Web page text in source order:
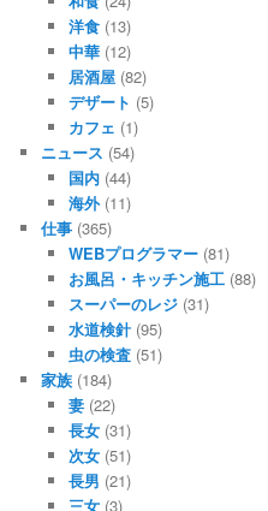
洋食(13)
中華(12)
居酒屋(82)
デザート (5)
カフェ (1)
ニュース (54)
国内(44)
海外(11)
仕事 (365)
WEBプログラマー(81)
お風呂・キッチン施工(88)
スーパーのレジ(31)
水道検針(95)
虫の検査(51)
家族 (184)
妻(22)
長女(31)
次女(51)
長男 (21)
三女(3)